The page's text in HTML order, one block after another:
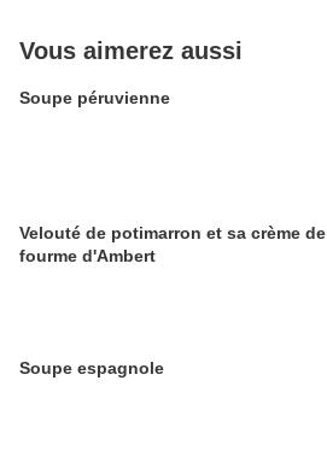
Vous aimerez aussi
Soupe péruvienne
Velouté de potimarron et sa crème de
fourme d'Ambert
Soupe espagnole